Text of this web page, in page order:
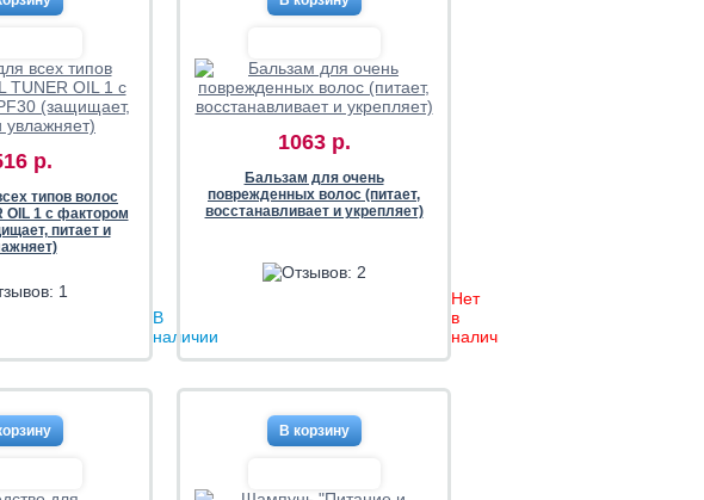
р.
типов волос
OIL 1 с фактором
питает и
В
наличии
1063 р.
Бальзам для очень
поврежденных волос (питает,
восстанавливает и укрепляет)
Нет
в
наличии